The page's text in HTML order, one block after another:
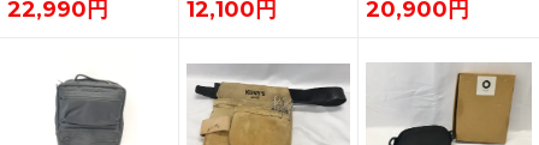
22,990円 12,100円 20,900円